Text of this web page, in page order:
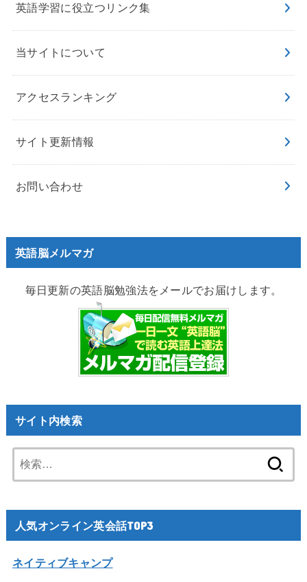
英語学習に役立つリンク集
当サイトについて
アクセスランキング
サイト更新情報
お問い合わせ
英語脳メルマガ
毎日更新の英語脳勉強法をメールでお届けします。
サイト内検索
索:
人気オンライン英会話TOP3
ネイティブキャンプ